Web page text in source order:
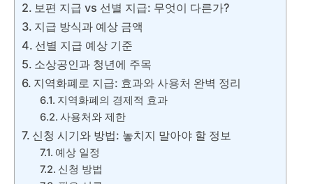
보편 지급 vs 선별 지급: 무엇이 다른가?
지급 방식과 예상 금액
선별 지급 예상 기준
소상공인과 청년에 주목
지역화폐로 지급: 효과와 사용처 완벽 정리
지역화폐의 경제적 효과
사용처와 제한
신청 시기와 방법: 놓치지 말아야 할 정보
예상 일정
신청 방법